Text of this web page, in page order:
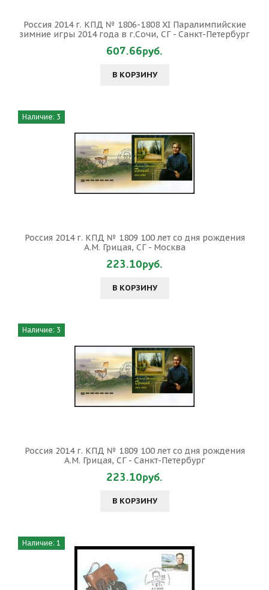
Россия 2014 г. КПД № 1806-1808 XI Паралимпийские
зимние игры 2014 года в г.Сочи, СГ - Санкт-Петербург
607.66руб.
В КОРЗИНУ
Наличие: 3
Россия 2014 г. КПД № 1809 100 лет со дня рождения
А.М. Грицая, СГ - Москва
223.10руб.
В КОРЗИНУ
Наличие: 3
Россия 2014 г. КПД № 1809 100 лет со дня рождения
А.М. Грицая, СГ - Санкт-Петербург
223.10руб.
В КОРЗИНУ
Наличие: 1